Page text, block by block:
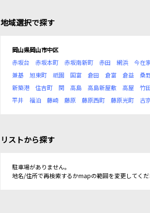
地域選択で探す
岡山県岡山市中区
赤坂台
赤坂本町 赤坂南新町 赤田 網浜 今在
兼基
旭東町 祇園 国富 倉田 倉富 倉益 桑
新築港
住吉町 関 高島 高島新屋敷 高屋 竹
平井
福泊 藤崎 藤原 藤原西町 藤原光町 古
リストから探す
駐車場がありません。
地名/住所で再検索するかmapの範囲を変更してくだ